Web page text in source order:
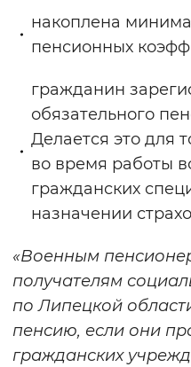
накоплена
пенсионных
гражданин
обязательного
Делается это для
во время работы
гражданских
назначении
«Военным
получателям
по Липецкой
пенсию, если они
гражданских